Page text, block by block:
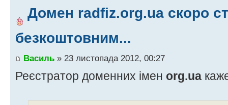
Домен radfiz.org.ua скоро
безкоштовним...
Василь » 23 листопада 2012, 00:27
Реєстратор доменних імен org.ua